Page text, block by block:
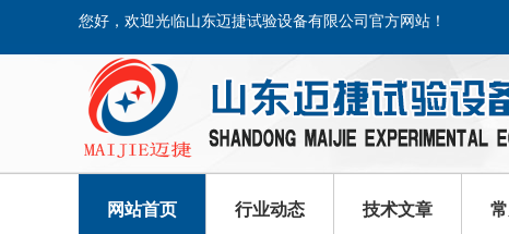
您好，欢迎光临山东迈捷试验设备有限公司官方网站！
网站首页 行业动态 技术文章